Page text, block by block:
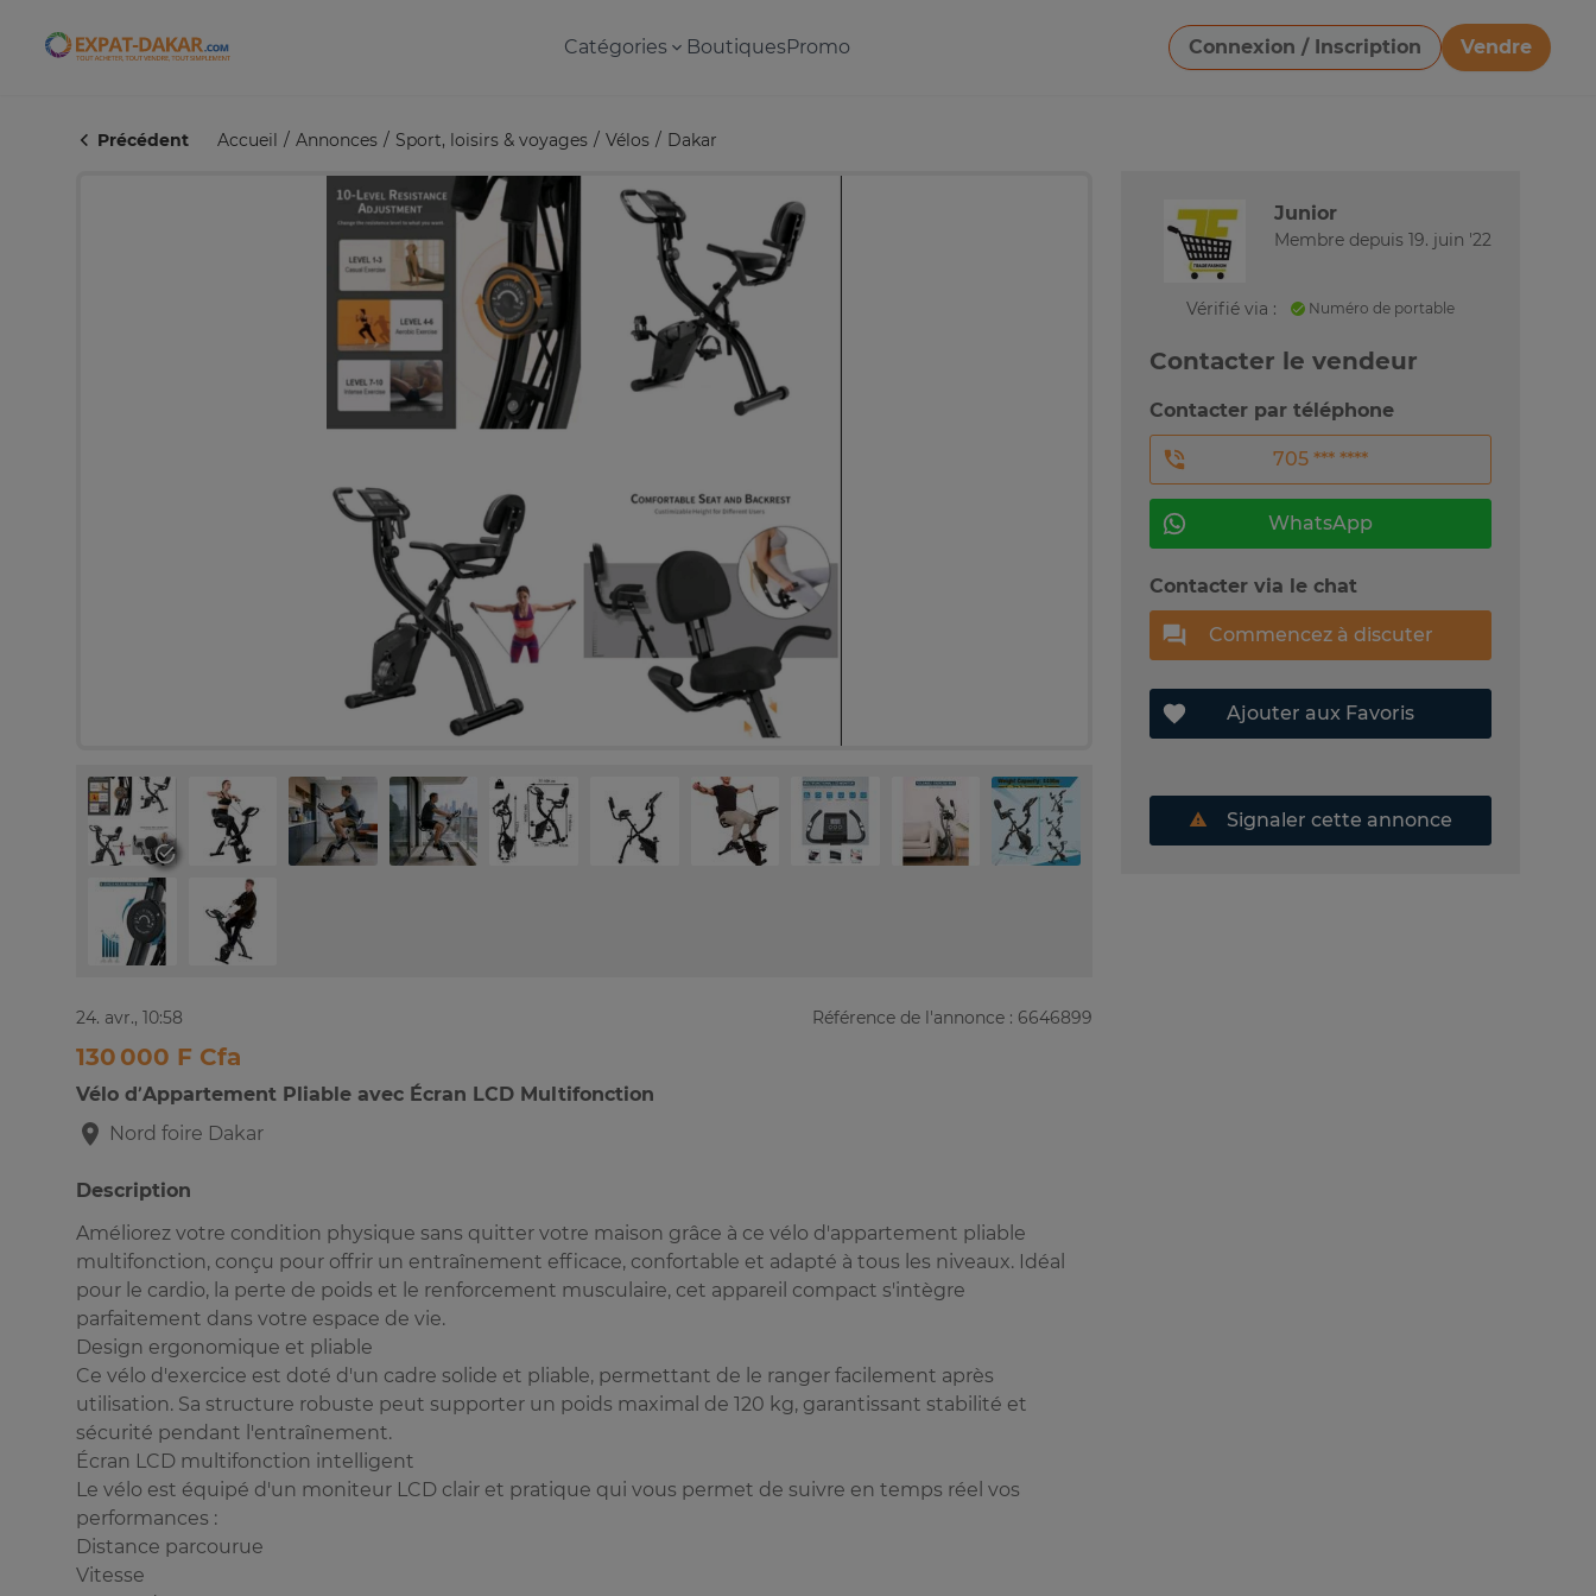
Expat-Dakar Catégories BoutiquesPromo Connexion / Inscription
Vendre
Télécharger une image
Précédent Accueil Annonces Sport, loisirs & voyages Vélos Dakar
24. avr., 10:58 Référence de l'annonce : 6646899
130 000 F Cfa
Vélo d’Appartement Pliable avec Écran LCD Multifonction
Nord foire Dakar
Description
Améliorez votre condition physique sans quitter votre maison grâce à ce vélo d'appartement pliable
multifonction, conçu pour offrir un entraînement efficace, confortable et adapté à tous les niveaux. Idéal
pour le cardio, la perte de poids et le renforcement musculaire, cet appareil compact s'intègre
parfaitement dans votre espace de vie.
Design ergonomique et pliable
Ce vélo d'exercice est doté d'un cadre solide et pliable, permettant de le ranger facilement après
utilisation. Sa structure robuste peut supporter un poids maximal de 120 kg, garantissant stabilité et
sécurité pendant l'entraînement.
Écran LCD multifonction intelligent
Le vélo est équipé d'un moniteur LCD clair et pratique qui vous permet de suivre en temps réel vos
performances :
Distance parcourue
Vitesse
Junior
Membre depuis 19. juin '22
Vérifié via : Numéro de portable
Contacter le vendeur
Contacter par téléphone
705 *** ****
WhatsApp
Contacter via le chat
Commencez à discuter
Ajouter aux Favoris
Signaler cette annonce